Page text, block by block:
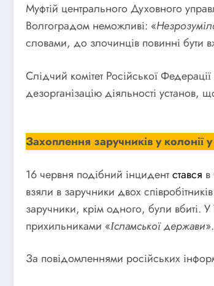
Муфтій центрального Духовного
Волгоградом неможливі: «
словами, до злочинців повинні бути
Слідчий комітет Російської
дезорганізацію діяльності установ,
Захоплення заручників у колонії
16 червня подібний інцидентстався
взяли в заручники двох
заручники, крім одного, були вбиті.
прихильниками «Ісламської держави».
За повідомленнями російських